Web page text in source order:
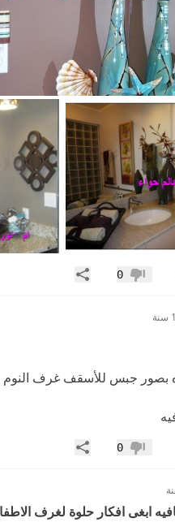
عدم إعجاب
0 مشاركة
بصور جبس للأسقف غرف النوم
عدم إعجاب
0 مشاركة
ابغى افكار حلوة لغرف